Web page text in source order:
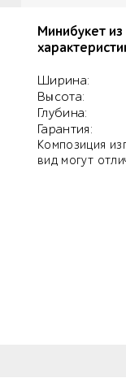
Минибукет
Ширина:
Высота:
Глубина:
Гарантия:
Композиция
вид могут